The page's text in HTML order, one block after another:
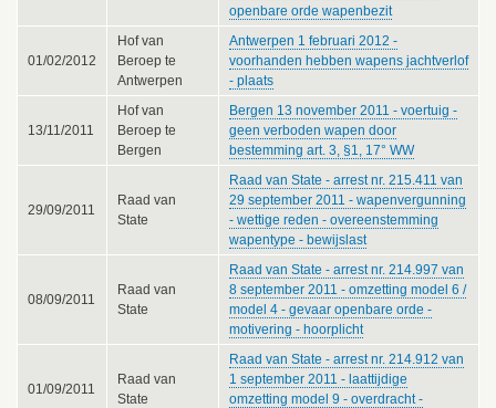
openbare orde wapenbezit
01/02/2012
Hof van
Beroep te
Antwerpen
Antwerpen 1 februari 2012 -
voorhanden hebben wapens jachtverlof
- plaats
13/11/2011
Hof van
Beroep te
Bergen
Bergen 13 november 2011 - voertuig -
geen verboden wapen door
bestemming art. 3, §1, 17° WW
29/09/2011
Raad van
State
Raad van State - arrest nr. 215.411 van
29 september 2011 - wapenvergunning
- wettige reden - overeenstemming
wapentype - bewijslast
08/09/2011
Raad van
State
Raad van State - arrest nr. 214.997 van
8 september 2011 - omzetting model 6 /
model 4 - gevaar openbare orde -
motivering - hoorplicht
01/09/2011
Raad van
State
Raad van State - arrest nr. 214.912 van
1 september 2011 - laattijdige
omzetting model 9 - overdracht -